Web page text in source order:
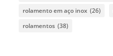
rolamento em aço inox (26)
rolamentos (38)